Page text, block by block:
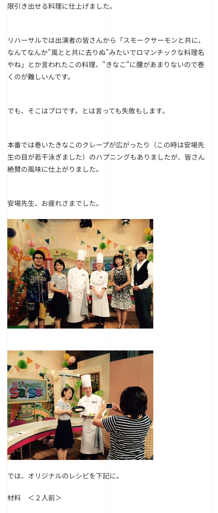
限引き出せる料理に仕上げました。
リハーサルでは出演者の皆さんから「スモークサーモンと共に、
なんてなんか"風とと共に去りぬ"みたいでロマンチックな料理名
やね」とか言われたこの料理、"きなこ"に腰があまりないので巻
くのが難しいんです。
でも、そこはプロです。とは言っても失敗もします。
本番では巻いたきなこのクレープが広がったり（この時は安場先
生の目が若干泳ぎました）のハプニングもありましたが、皆さん
絶賛の風味に仕上がりました。
安場先生、お疲れさまでした。
では、オリジナルのレシピを下記に。
材料 ＜２人前＞